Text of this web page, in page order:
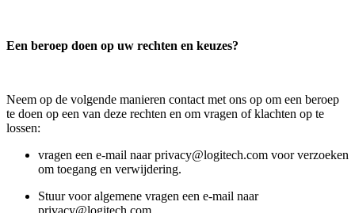
Een beroep doen op uw rechten en keuzes?
Neem op de volgende manieren contact met ons op om een beroep
te doen op een van deze rechten en om vragen of klachten op te
lossen:
vragen een e-mail naar privacy@logitech.com voor verzoeken
om toegang en verwijdering.
Stuur voor algemene vragen een e-mail naar